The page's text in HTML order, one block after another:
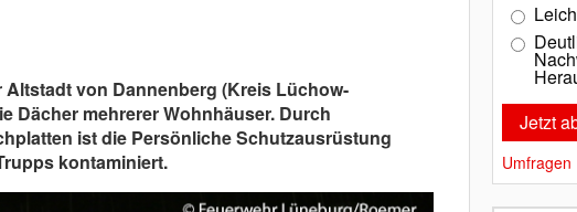
Altstadt von Dannenberg (Kreis Lüchow-
Dächer mehrerer Wohnhäuser. Durch
ist die Persönliche Schutzausrüstung
kontaminiert.
Umfragen